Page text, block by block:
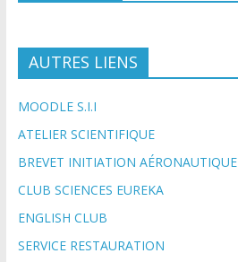
AUTRES LIENS
MOODLE S.I.I
ATELIER SCIENTIFIQUE
BREVET INITIATION AÉRONAUTIQUE
CLUB SCIENCES EUREKA
ENGLISH CLUB
SERVICE RESTAURATION